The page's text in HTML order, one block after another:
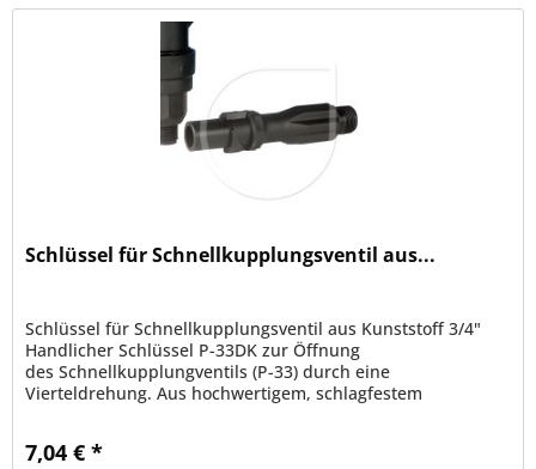
Schlüssel für Schnellkupplungsventil aus...
Schlüssel für Schnellkupplungsventil aus Kunststoff 3/4"
Handlicher Schlüssel P-33DK zur Öffnung
des Schnellkupplungventils (P-33) durch eine
Vierteldrehung. Aus hochwertigem, schlagfestem
7,04 € *